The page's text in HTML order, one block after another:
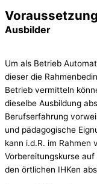
Ausbilder
Um als Betrieb
dieser die
Betrieb vermitteln
dieselbe Ausbildung
Berufserfahrung
und pädagogische
kann i.d.R. im Rahmen
Vorbereitungskurse auf
den örtlichen IHKen